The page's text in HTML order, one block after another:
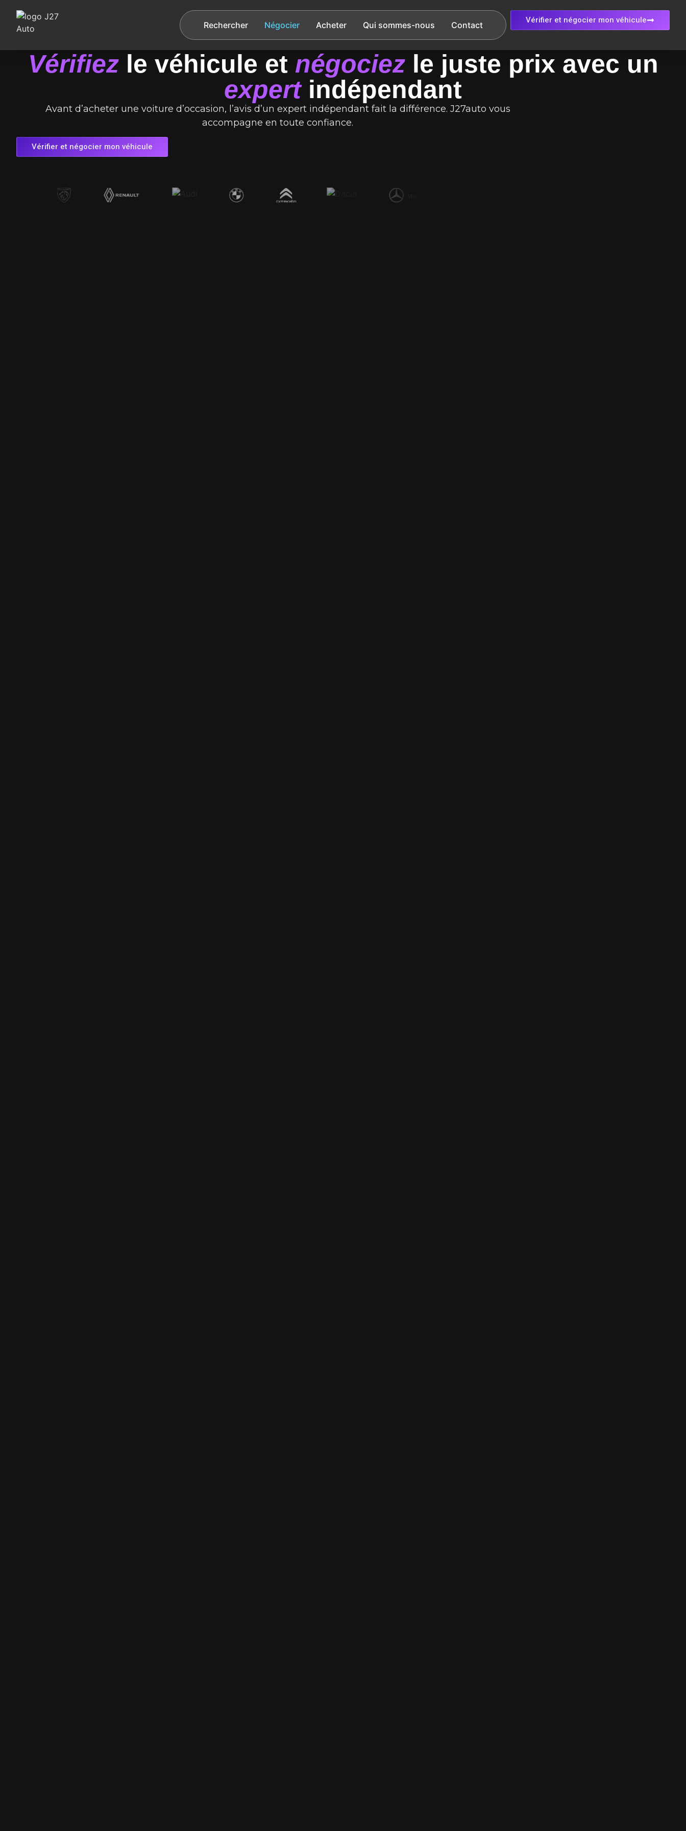
Rechercher Négocier Acheter Qui sommes-nous Contact Vérifier et négocier mon véhicule
Vérifiezle véhicule et négociezle juste prix avec un
expertindépendant
Avant d’acheter une voiture d’occasion, l’avis d’un expert indépendant fait la différence. J27auto vous
accompagne en toute confiance.
Vérifier et négocier mon véhicule